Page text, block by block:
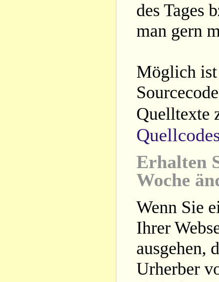
des Tages
man gern
Möglich ist
Quelltexte
Erhalten
Woche
Wenn Sie
Ihrer
ausgehen,
Urherber